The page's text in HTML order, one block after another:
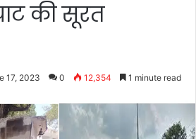
की सूरत
17, 2023 0 12,354 1 minute read